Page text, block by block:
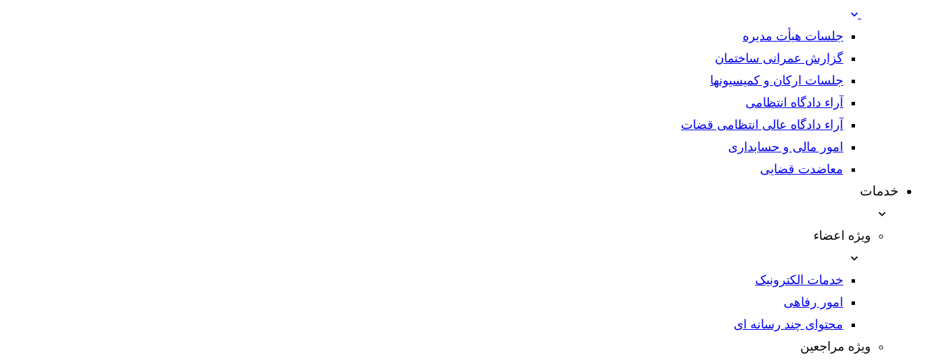
جلسات هیأت مدیره
گزارش عمرانی ساختمان
جلسات ارکان و کمیسیونها
آراء دادگاه انتظامی
آراء دادگاه عالی انتظامی قضات
امور مالی و حسابداری
معاضدت قضایی
خدمات
ویژه اعضاء
خدمات الکترونیک
امور رفاهی
محتوای چند رسانه ای
ویژه مراجعین